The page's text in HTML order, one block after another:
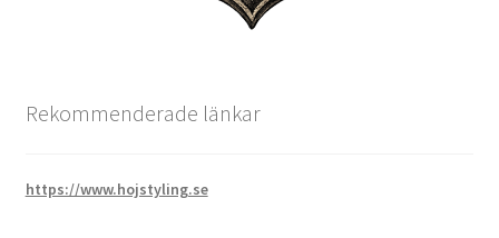
Rekommenderade länkar
https://www.hojstyling.se